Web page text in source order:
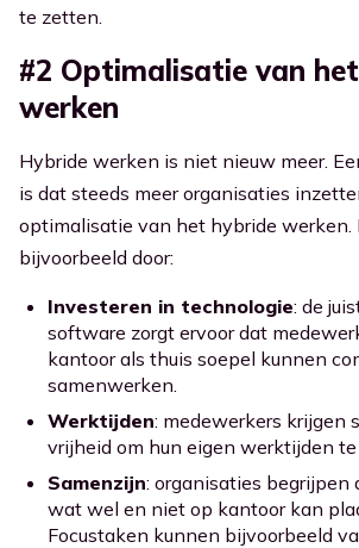
te zetten.
#2 Optimalisatie van
werken
Hybride werken is niet nieuw meer.
is dat steeds meer organisaties
optimalisatie van het hybride werken.
bijvoorbeeld door:
Investeren in technologie: de
software zorgt ervoor dat
kantoor als thuis soepel kunnen
samenwerken.
Werktijden: medewerkers krijgen
vrijheid om hun eigen werktijden te
Samenzijn: organisaties
wat wel en niet op kantoor kan
Focustaken kunnen bijvoorbeeld